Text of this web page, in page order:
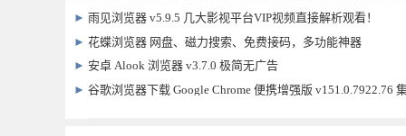
► 雨见浏览器 v5.9.5 几大影视平台VIP视频直接解析观看！
► 花蝶浏览器 网盘、磁力搜索、免费接码，多功能神器
► 安卓 Alook 浏览器 v3.7.0 极简无广告
► 谷歌浏览器下载 Google Chrome 便携增强版 v151.0.7922.76